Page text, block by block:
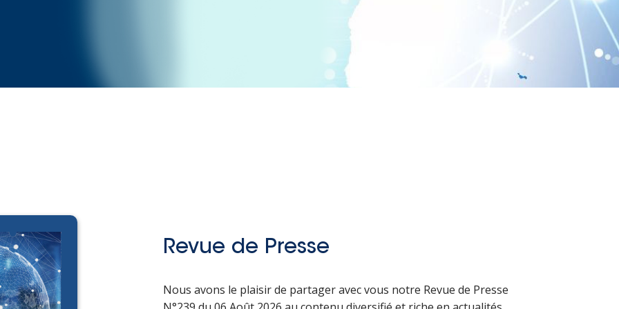
Revue de Presse
Nous avons le plaisir de partager avec vous notre Revue de Presse